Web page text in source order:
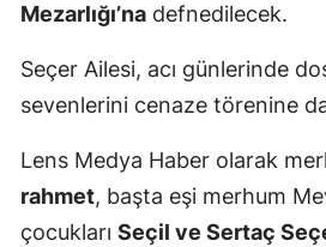
Mezarlığı’na defnedilecek.
Seçer Ailesi, acı günlerinde
sevenlerini cenaze törenine
Lens Medya Haber olarak
rahmet, başta eşi merhum
çocukları Seçil ve Sertaç